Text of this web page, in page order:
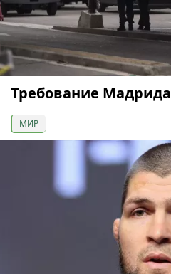
Требование Мадрида
МИР